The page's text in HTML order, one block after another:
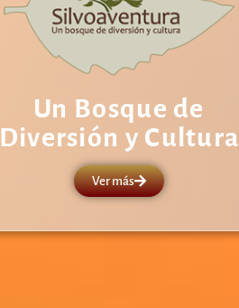
Un Bosque de
Diversión y Cultura
Ver más